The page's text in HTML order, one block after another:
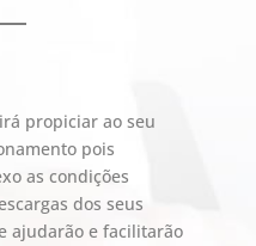
propiciar ao seu
pois
as condições
dos seus
ajudarão e facilitarão